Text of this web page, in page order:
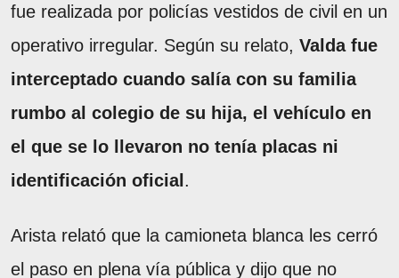
fue realizada por policías vestidos de civil en un
operativo irregular. Según su relato, Valda fue
interceptado cuando salía con su familia
rumbo al colegio de su hija, el vehículo en
el que se lo llevaron no tenía placas ni
identificación oficial .
Arista relató que la camioneta blanca les cerró
el paso en plena vía pública y dijo que no